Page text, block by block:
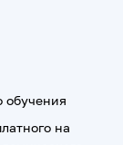
обучения
на